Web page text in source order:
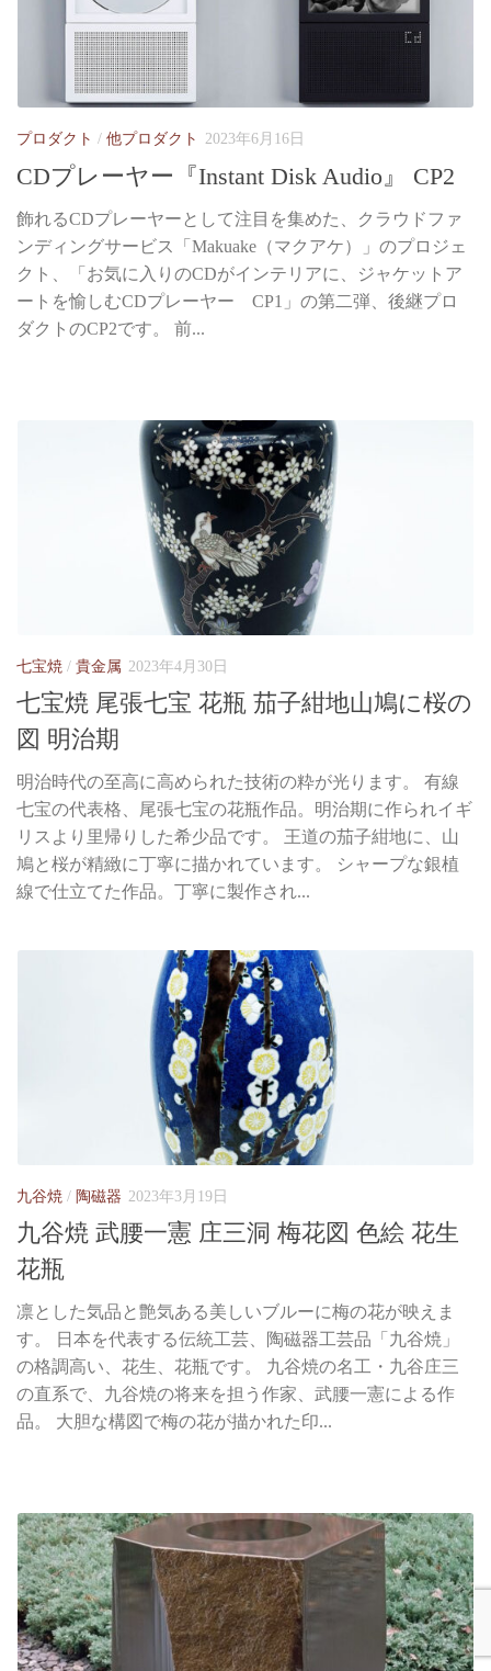
プロダクト / 他プロダクト 2023年6月16日
CDプレーヤー『Instant Disk Audio』 CP2
飾れるCDプレーヤーとして注目を集めた、クラウドファ
ンディングサービス「Makuake（マクアケ）」のプロジェ
クト、「お気に入りのCDがインテリアに、ジャケットア
ートを愉しむCDプレーヤー CP1」の第二弾、後継プロ
ダクトのCP2です。 前...
七宝焼 / 貴金属 2023年4月30日
七宝焼 尾張七宝 花瓶 茄子紺地山鳩に桜の
図 明治期
明治時代の至高に高められた技術の粋が光ります。 有線
七宝の代表格、尾張七宝の花瓶作品。明治期に作られイギ
リスより里帰りした希少品です。 王道の茄子紺地に、山
鳩と桜が精緻に丁寧に描かれています。 シャープな銀植
線で仕立てた作品。丁寧に製作され...
九谷焼 / 陶磁器 2023年3月19日
九谷焼 武腰一憲 庄三洞 梅花図 色絵 花生
花瓶
凛とした気品と艶気ある美しいブルーに梅の花が映えま
す。 日本を代表する伝統工芸、陶磁器工芸品「九谷焼」
の格調高い、花生、花瓶です。 九谷焼の名工・九谷庄三
の直系で、九谷焼の将来を担う作家、武腰一憲による作
品。 大胆な構図で梅の花が描かれた印...